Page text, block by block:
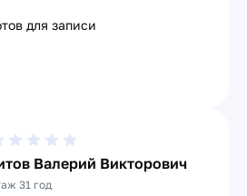
для записи
Валерий Викторович
31 год